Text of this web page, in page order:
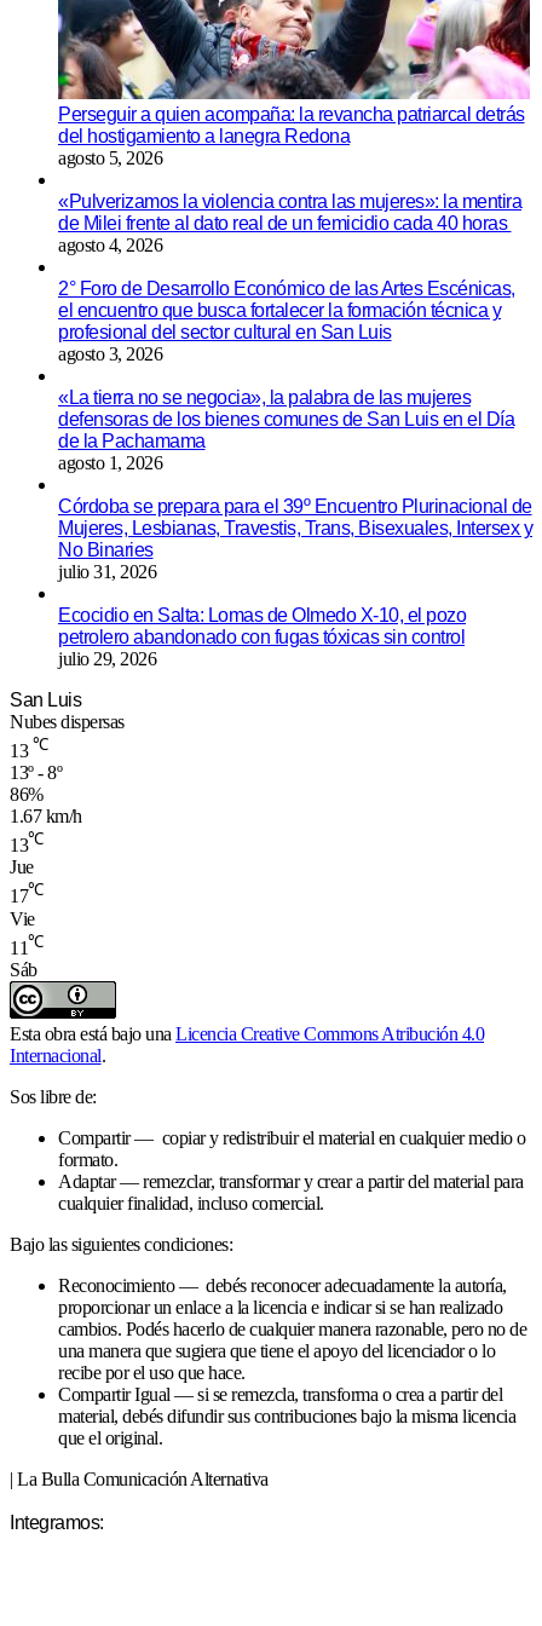
Perseguir a quien acompaña: la revancha patriarcal detrás
del hostigamiento a lanegra Redona
agosto 5, 2026
«Pulverizamos la violencia contra las mujeres»: la mentira
de Milei frente al dato real de un femicidio cada 40 horas
agosto 4, 2026
2° Foro de Desarrollo Económico de las Artes Escénicas,
el encuentro que busca fortalecer la formación técnica y
profesional del sector cultural en San Luis
agosto 3, 2026
«La tierra no se negocia», la palabra de las mujeres
defensoras de los bienes comunes de San Luis en el Día
de la Pachamama
agosto 1, 2026
Córdoba se prepara para el 39º Encuentro Plurinacional de
Mujeres, Lesbianas, Travestis, Trans, Bisexuales, Intersex y
No Binaries
julio 31, 2026
Ecocidio en Salta: Lomas de Olmedo X-10, el pozo
petrolero abandonado con fugas tóxicas sin control
julio 29, 2026
San Luis
Nubes dispersas
13 ℃
13º - 8º
86%
1.67 km/h
13℃
Jue
17℃
Vie
11℃
Sáb
Esta obra está bajo una Licencia Creative Commons Atribución 4.0
Internacional.
Sos libre de:
Compartir — copiar y redistribuir el material en cualquier medio o
formato.
Adaptar — remezclar, transformar y crear a partir del material para
cualquier finalidad, incluso comercial.
Bajo las siguientes condiciones:
Reconocimiento — debés reconocer adecuadamente la autoría,
proporcionar un enlace a la licencia e indicar si se han realizado
cambios. Podés hacerlo de cualquier manera razonable, pero no de
una manera que sugiera que tiene el apoyo del licenciador o lo
recibe por el uso que hace.
Compartir Igual — si se remezcla, transforma o crea a partir del
material, debés difundir sus contribuciones bajo la misma licencia
que el original.
| La Bulla Comunicación Alternativa
Integramos: